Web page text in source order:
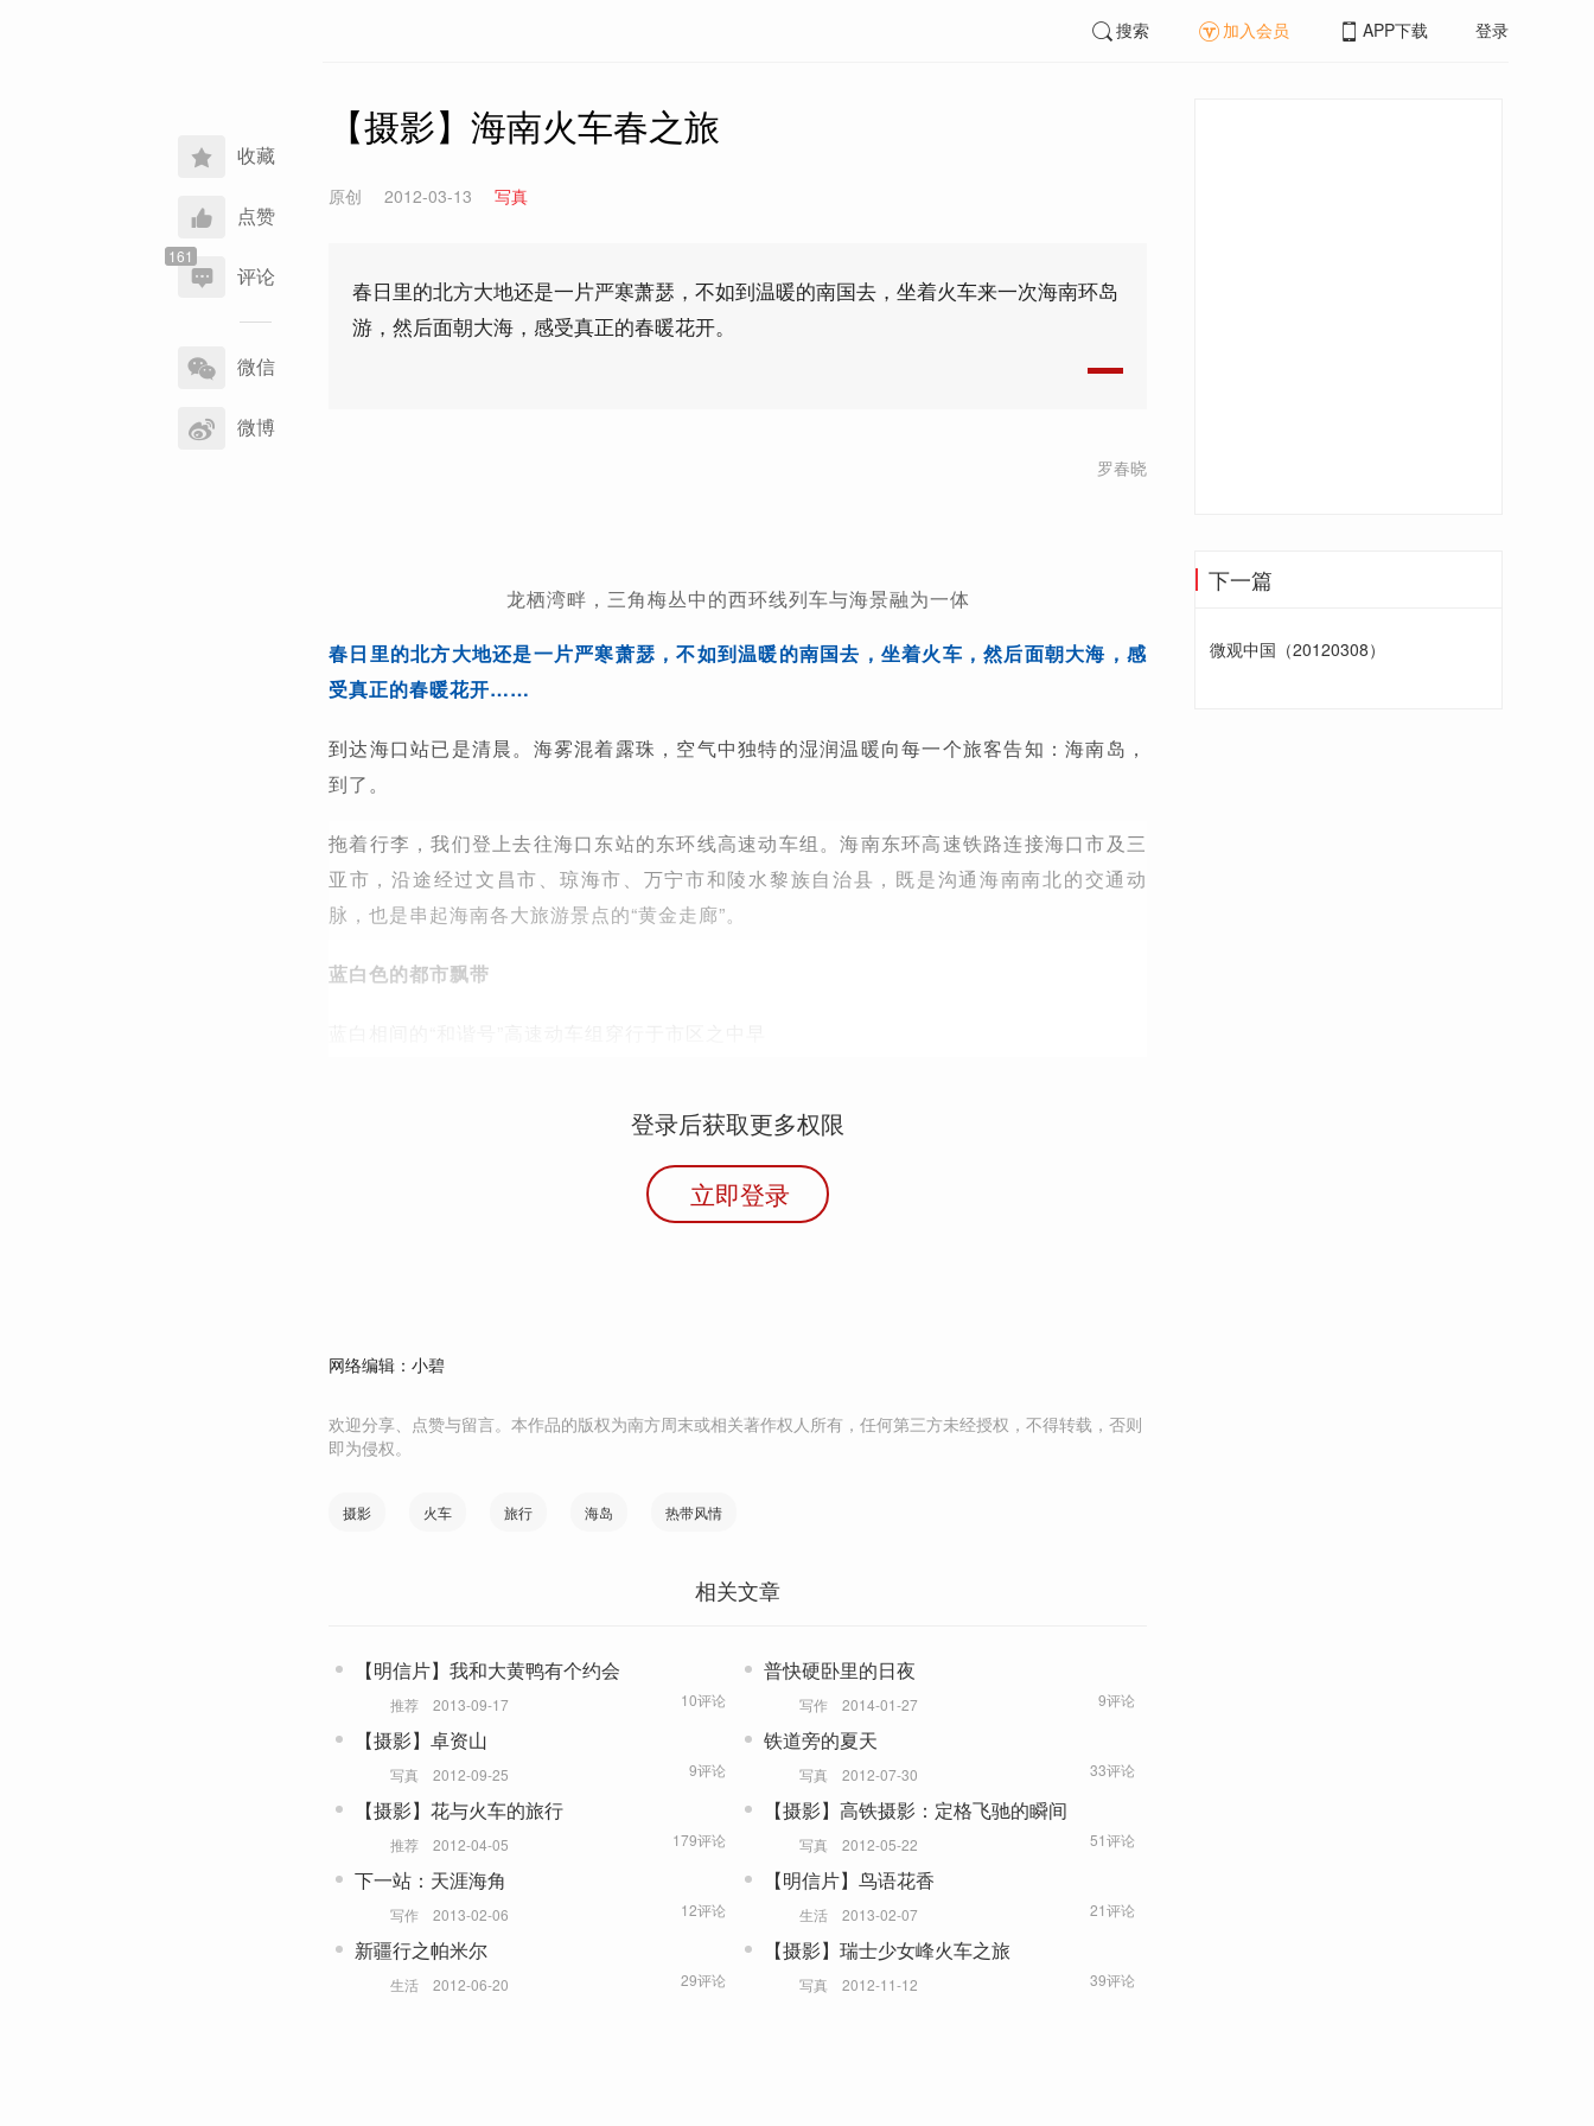
收藏
点赞
评论
享
到
微信
微博
搜索 加入会员 APP下载 登录
【摄影】海南火车春之旅
原创 2012-03-13 写真
春日里的北方大地还是一片严寒萧瑟，不如到温暖的南国去，坐着火车来一次海南环岛
游，然后面朝大海，感受真正的春暖花开。
罗春晓
龙栖湾畔，三角梅丛中的西环线列车与海景融为一体
春日里的北方大地还是一片严寒萧瑟，不如到温暖的南国去，坐着火车，然后面朝大海，感
受真正的春暖花开……
到达海口站已是清晨。海雾混着露珠，空气中独特的湿润温暖向每一个旅客告知：海南岛，
到了。
拖着行李，我们登上去往海口东站的东环线高速动车组。海南东环高速铁路连接海口市及三
亚市，沿途经过文昌市、琼海市、万宁市和陵水黎族自治县，既是沟通海南南北的交通动
脉，也是串起海南各大旅游景点的“黄金走廊”。
蓝白色的都市飘带
登录后获取更多权限
立即登录
网络编辑：小碧
欢迎分享、点赞与留言。本作品的版权为南方周末或相关著作权人所有，任何第三方未经授权，不得转载，否则
即为侵权。
摄影 火车 旅行 海岛 热带风情
相关文章
【明信片】我和大黄鸭有个约会
推荐 2013-09-17 10评论
普快硬卧里的日夜
写作 2014-01-27 9评论
【摄影】卓资山
写真 2012-09-25 9评论
铁道旁的夏天
写真 2012-07-30 33评论
【摄影】花与火车的旅行
推荐 2012-04-05 179评论
【摄影】高铁摄影：定格飞驰的瞬间
写真 2012-05-22 51评论
下一站：天涯海角
写作 2013-02-06 12评论
【明信片】鸟语花香
生活 2013-02-07 21评论
新疆行之帕米尔
生活 2012-06-20 29评论
【摄影】瑞士少女峰火车之旅
写真 2012-11-12 39评论
下一篇
微观中国（20120308）